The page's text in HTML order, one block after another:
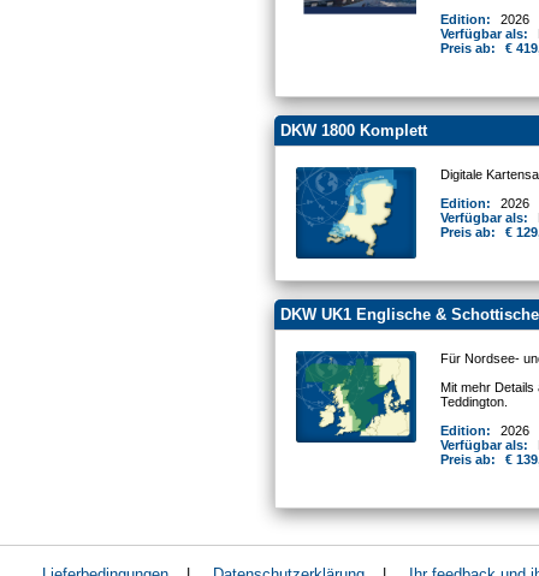
Edition:
2026
Verfügbar als:
Preis ab:
€
DKW 1800 Komplett
Digitale
Edition:
2026
Verfügbar als:
Preis ab:
€
DKW UK1 Englische &
Für Nordsee-
Mit mehr
Teddington.
Edition:
2026
Verfügbar als:
Preis ab:
€